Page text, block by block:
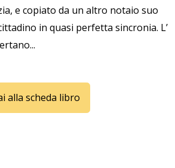
e copiato da un altro notaio suo
in quasi perfetta sincronia. L’
alla scheda libro